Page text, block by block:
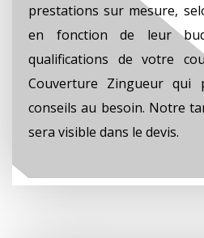
prestations sur mesure,
en fonction de leur
qualifications de votre
Couverture Zingueur qui
conseils au besoin. Notre
sera visible dans le devis.